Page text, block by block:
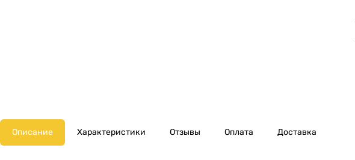
Описание Характеристики Отзывы Оплата Доставка